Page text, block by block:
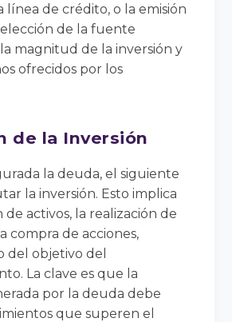
línea de crédito, o la emisión
de la fuente
magnitud de la inversión y
ofrecidos por los
de la Inversión
la deuda, el siguiente
la inversión. Esto implica
de activos, la realización de
compra de acciones,
del objetivo del
La clave es que la
por la deuda debe
que superen el